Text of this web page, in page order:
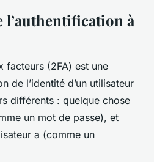
l’authentification à
facteurs (2FA) est une
de l’identité d’un utilisateur
différents : quelque chose
un mot de passe), et
a (comme un